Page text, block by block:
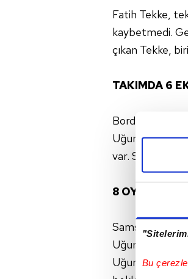
Bu
Fatih Tekke,
kaybetmedi.
çıkan Tekke,
TAKIMDA 6
Bordo-mavili
Uğurcan Çakır,
var. Sadece
8 OYUNCU
Samsunspor
Uğurcan,
Uğurcan ve